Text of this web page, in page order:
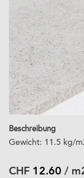
Beschreibung
Gewicht: 11.5 kg/
CHF 12.60 /